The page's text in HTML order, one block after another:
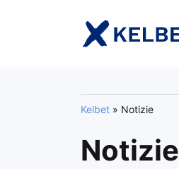
Kelbet » Notizie
Notizie